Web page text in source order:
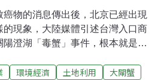
癌物的消息傳出後，北京已經出現
的現象，大陸媒體引述台灣入口商
澄湖「毒蟹」事件，根本就是沒
費者。上海新聞晨報報導，台商昆
環境經濟 土地利用
大閘蟹